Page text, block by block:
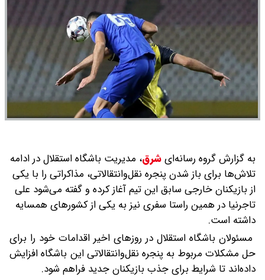
به گزارش گروه رسانه‌ایشرق، مدیریت باشگاه استقلال در ادامه
تلاش‌ها برای باز شدن پنجره نقل‌وانتقالاتی، مذاکراتی را با یکی
از بازیکنان خارجی سابق این تیم آغاز کرده و گفته می‌شود علی
تاجرنیا در همین راستا سفری نیز به یکی از کشورهای همسایه
داشته است.
مسئولان باشگاه استقلال در روزهای اخیر اقدامات خود را برای
حل مشکلات مربوط به پنجره نقل‌وانتقالاتی این باشگاه افزایش
داده‌اند تا شرایط برای جذب بازیکنان جدید فراهم شود.